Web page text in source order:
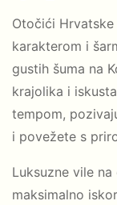
Otočići
karakterom i
gustih šuma na
krajolika i
tempom,
i povežete s
Luksuzne vile
maksimalno